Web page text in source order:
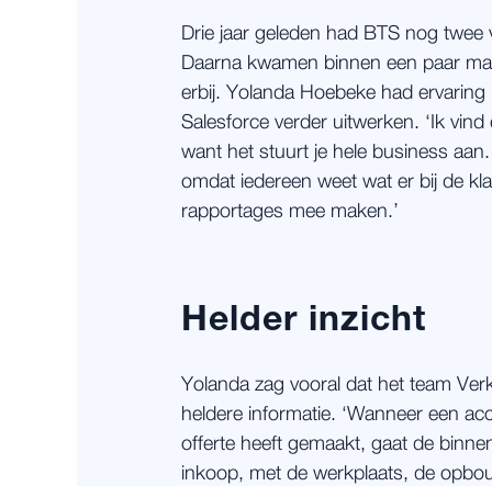
Drie jaar geleden had BTS nog
Daarna kwamen binnen een paar
erbij. Yolanda Hoebeke had
Salesforce verder uitwerken. ‘Ik
want het stuurt je hele business
omdat iedereen weet wat er bij de
rapportages mee maken.’
Helder inzicht
Yolanda zag vooral dat het team
heldere informatie. ‘Wanneer een
offerte heeft gemaakt, gaat de
inkoop, met de werkplaats, de